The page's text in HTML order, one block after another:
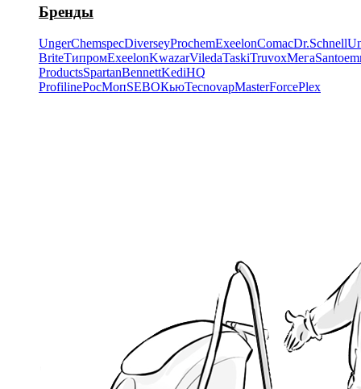
Бренды
UngerChemspecDiverseyProchemExeelonComacDr.Schnell
BriteТипромExeelonKwazarViledaTaskiTruvoxМега
ProductsSpartanBennettKediHQ
ProfilineРосМопSEBOКьюTecnovapMasterForcePlex